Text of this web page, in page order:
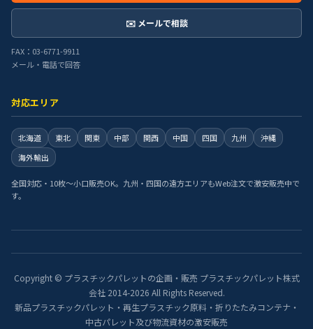
✉️ メールで相談
FAX：03-6771-9911
メール・電話で回答
対応エリア
北海道 東北 関東 中部 関西 中国 四国 九州
沖縄
海外輸出
全国対応・10枚〜小口販売OK。九州・四国の遠方エリアもWeb注文で激安販売中で
す。
Copyright © プラスチックパレットの企画・販売 プラスチックパレット株式
会社 2014-2026 All Rights Reserved.
新品プラスチックパレット・再生プラスチック原料・折りたたみコンテナ・
中古パレット及び物流資材の激安販売